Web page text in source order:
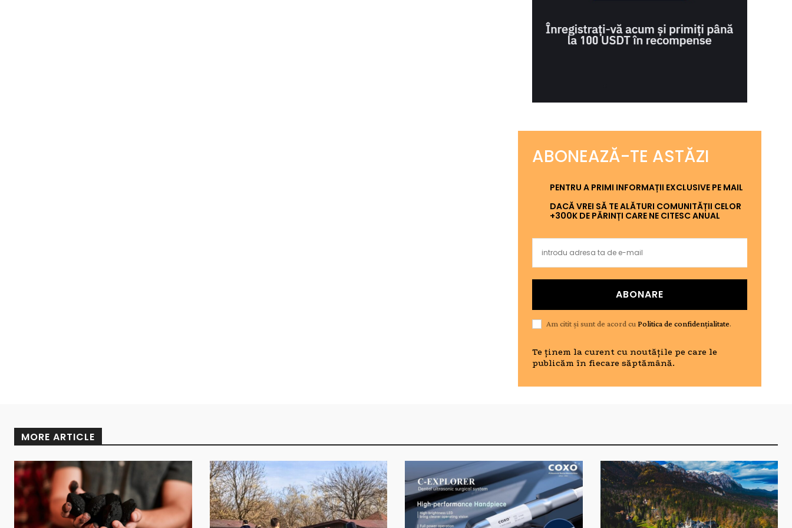
ABONEAZĂ-TE ASTĂZI
PENTRU A PRIMI INFORMAȚII EXCLUSIVE PE MAIL
DACĂ VREI SĂ TE ALĂTURI COMUNITĂȚII CELOR
+300K DE PĂRINȚI CARE NE CITESC ANUAL
ABONARE
Am citit și sunt de acord cuPolitica de confidențialitate.
Te ținem la curent cu noutățile pe care le
publicăm în fiecare săptămână.
MORE ARTICLE